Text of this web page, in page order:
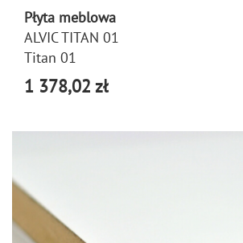
Płyta meblowa
ALVIC TITAN 01
Titan 01
1 378,02 zł